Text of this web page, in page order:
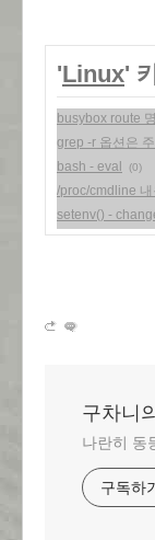
'Linux'
busybox route
grep -r 옵션은
bash - eval (0)
/proc/cmdline 내
setenv() -
구차니
나란히 동
구독하